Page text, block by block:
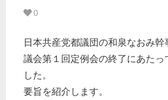
0
日本共産党都議団の和泉なおみ
議会第１回定例会の終了にあたっ
した。
要旨を紹介します。